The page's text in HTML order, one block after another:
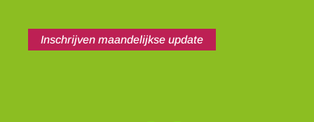
Inschrijven maandelijkse update